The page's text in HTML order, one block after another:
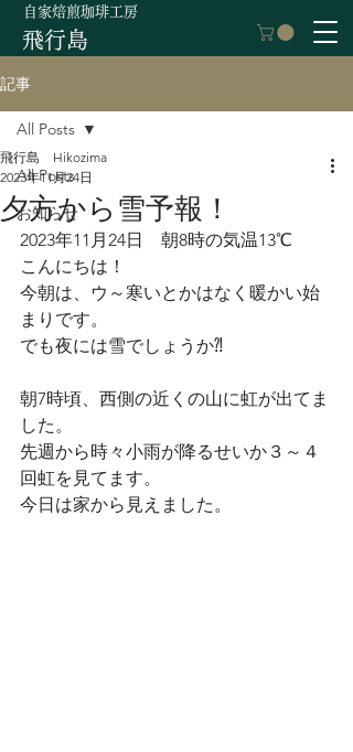
自家焙煎珈琲工房
飛行島
記事
All Posts
お知らせ
All Posts
夕方から雪予報！
飛行島 Hikozima
2023年11月24日
2023年11月24日　朝8時の気温13℃
こんにちは！
今朝は、ウ～寒いとかはなく暖かい始
まりです。
でも夜には雪でしょうか⁈
朝7時頃、西側の近くの山に虹が出てま
した。
先週から時々小雨が降るせいか３～４
回虹を見てます。
今日は家から見えました。